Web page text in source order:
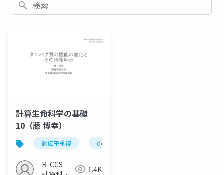
計算生命科学の基礎
10（藤 博幸）
遺伝子重複 ddcモデル
R-CCS
1.4K